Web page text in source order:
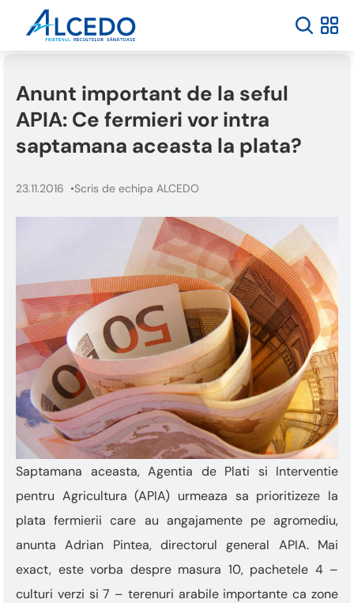
Anunt important de la seful
APIA: Ce fermieri vor intra
saptamana aceasta la plata?
23.11.2016 Scris de echipa ALCEDO
Saptamana aceasta, Agentia de Plati si Interventie
pentru Agricultura (APIA) urmeaza sa prioritizeze la
plata fermierii care au angajamente pe agromediu,
anunta Adrian Pintea, directorul general APIA. Mai
exact, este vorba despre masura 10, pachetele 4 –
culturi verzi si 7 – terenuri arabile importante ca zone